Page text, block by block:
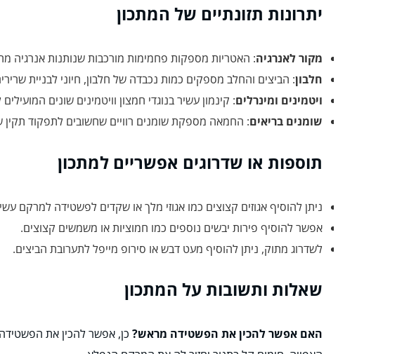
יתרונות תזונתיים של המתכון
מקור לאנרגיה: האטריות מספקות פחמימות מורכבות שנותנות אנרגיה
חלבון: הביצים והחלב מספקים כמות נכבדה של חלבון, חיוני לבניית
ויטמינים ומינרלים: קינמון עשיר בנוגדי חמצון וויטמינים שונים
שומנים בריאים: החמאה מספקת שומנים רוויים שחשובים לתפקוד תקין
תוספות או שדרוגים אפשריים למתכון
ניתן להוסיף אגוזים קצוצים כמו אגוזי מלך או שקדים לפשטידה למרקם
אפשר להוסיף פירות יבשים נוספים כמו חמוציות או משמשים קצוצים.
לשדרוג מתוק, ניתן להוסיף מעט דבש או סירופ מייפל לתערובת הביצים.
שאלות ותשובות על המתכון
האם אפשר להכין את הפשטידה מראש? כן, אפשר להכין את